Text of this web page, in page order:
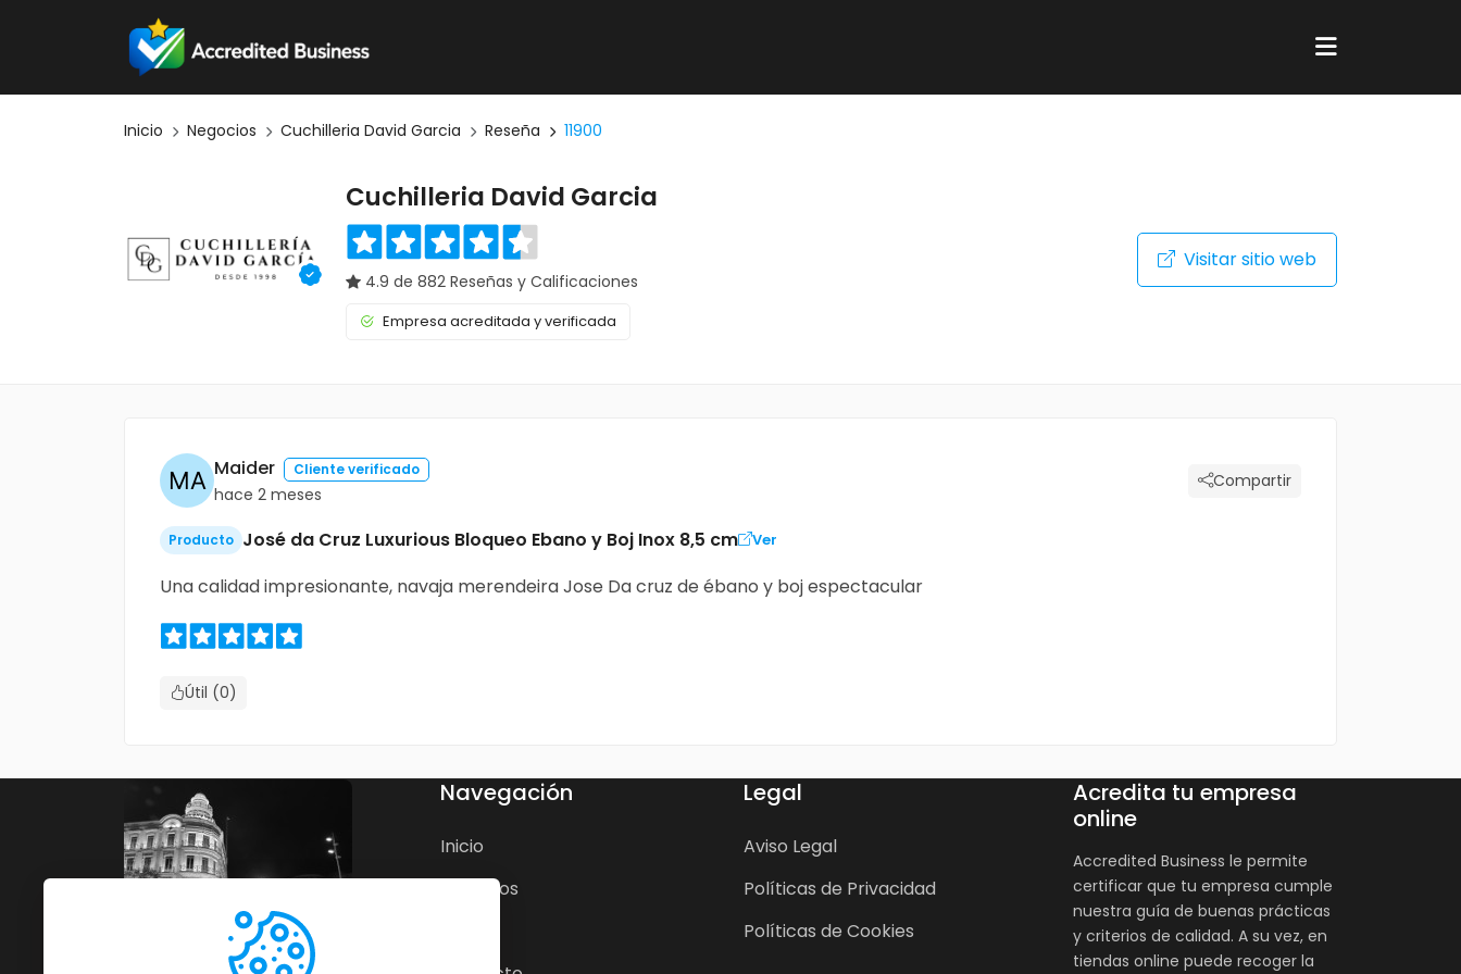
Inicio Negocios Cuchilleria David Garcia Reseña 11900
Cuchilleria David Garcia
4.9 de 882 Reseñas y Calificaciones
Empresa acreditada y verificada
Visitar sitio web
Maider Cliente verificado
hace 2 meses
Compartir
Producto José da Cruz Luxurious Bloqueo Ebano y Boj Inox 8,5 cm Ver
Una calidad impresionante, navaja merendeira Jose Da cruz de ébano y boj espectacular
Útil (0)
Navegación
Inicio
Negocios
Legal
Aviso Legal
Políticas de Privacidad
Políticas de Cookies
Acredita tu empresa
online
Accredited Business le permite
certificar que tu empresa cumple
nuestra guía de buenas prácticas
y criterios de calidad. A su vez, en
tiendas online puede recoger la